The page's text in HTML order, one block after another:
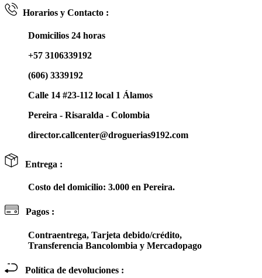
Horarios y Contacto :
Domicilios 24 horas
+57 3106339192
(606) 3339192
Calle 14 #23-112 local 1 Álamos
Pereira - Risaralda - Colombia
director.callcenter@droguerias9192.com
Entrega :
Costo del domicilio: 3.000 en Pereira.
Pagos :
Contraentrega, Tarjeta debido/crédito,
Transferencia Bancolombia y Mercadopago
Política de devoluciones :